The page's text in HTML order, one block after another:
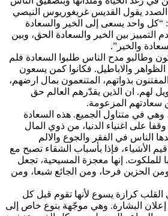
يقول القديس غريغوريوس النيصي
واحد يسعى إلى الخير والسعادة
بين الخير والسعادة الحق، وبين
والخير”.
وطالبو مدح الناس طلبوا السعادة فلم
والاباطيل. فكانوا كمن يسعون
بذواتهم، المتنعمون بمال ارضهم،
لهم. ان الذين يقدّرهم العالم حق
المزعومة.
وهي في متناول الجميع. هذه السعادة
على اغنياء الدنيا، من ذوي المال
الناس في الفقر والجوع والالم
الأشياء، فإذا بأسباب الشقاء تصبح مع
للملكوت. إنها معجزة المسيحية، تجعل
الحزين فرحا، ومن الجائع شبعا، ومن
كرازة يسوع لأنها تقوم قبل كل
البشارة. وهي موجّهة بنوع خاص إلى